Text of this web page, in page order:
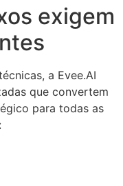
exigem
a Evee.AI
que convertem
para todas as